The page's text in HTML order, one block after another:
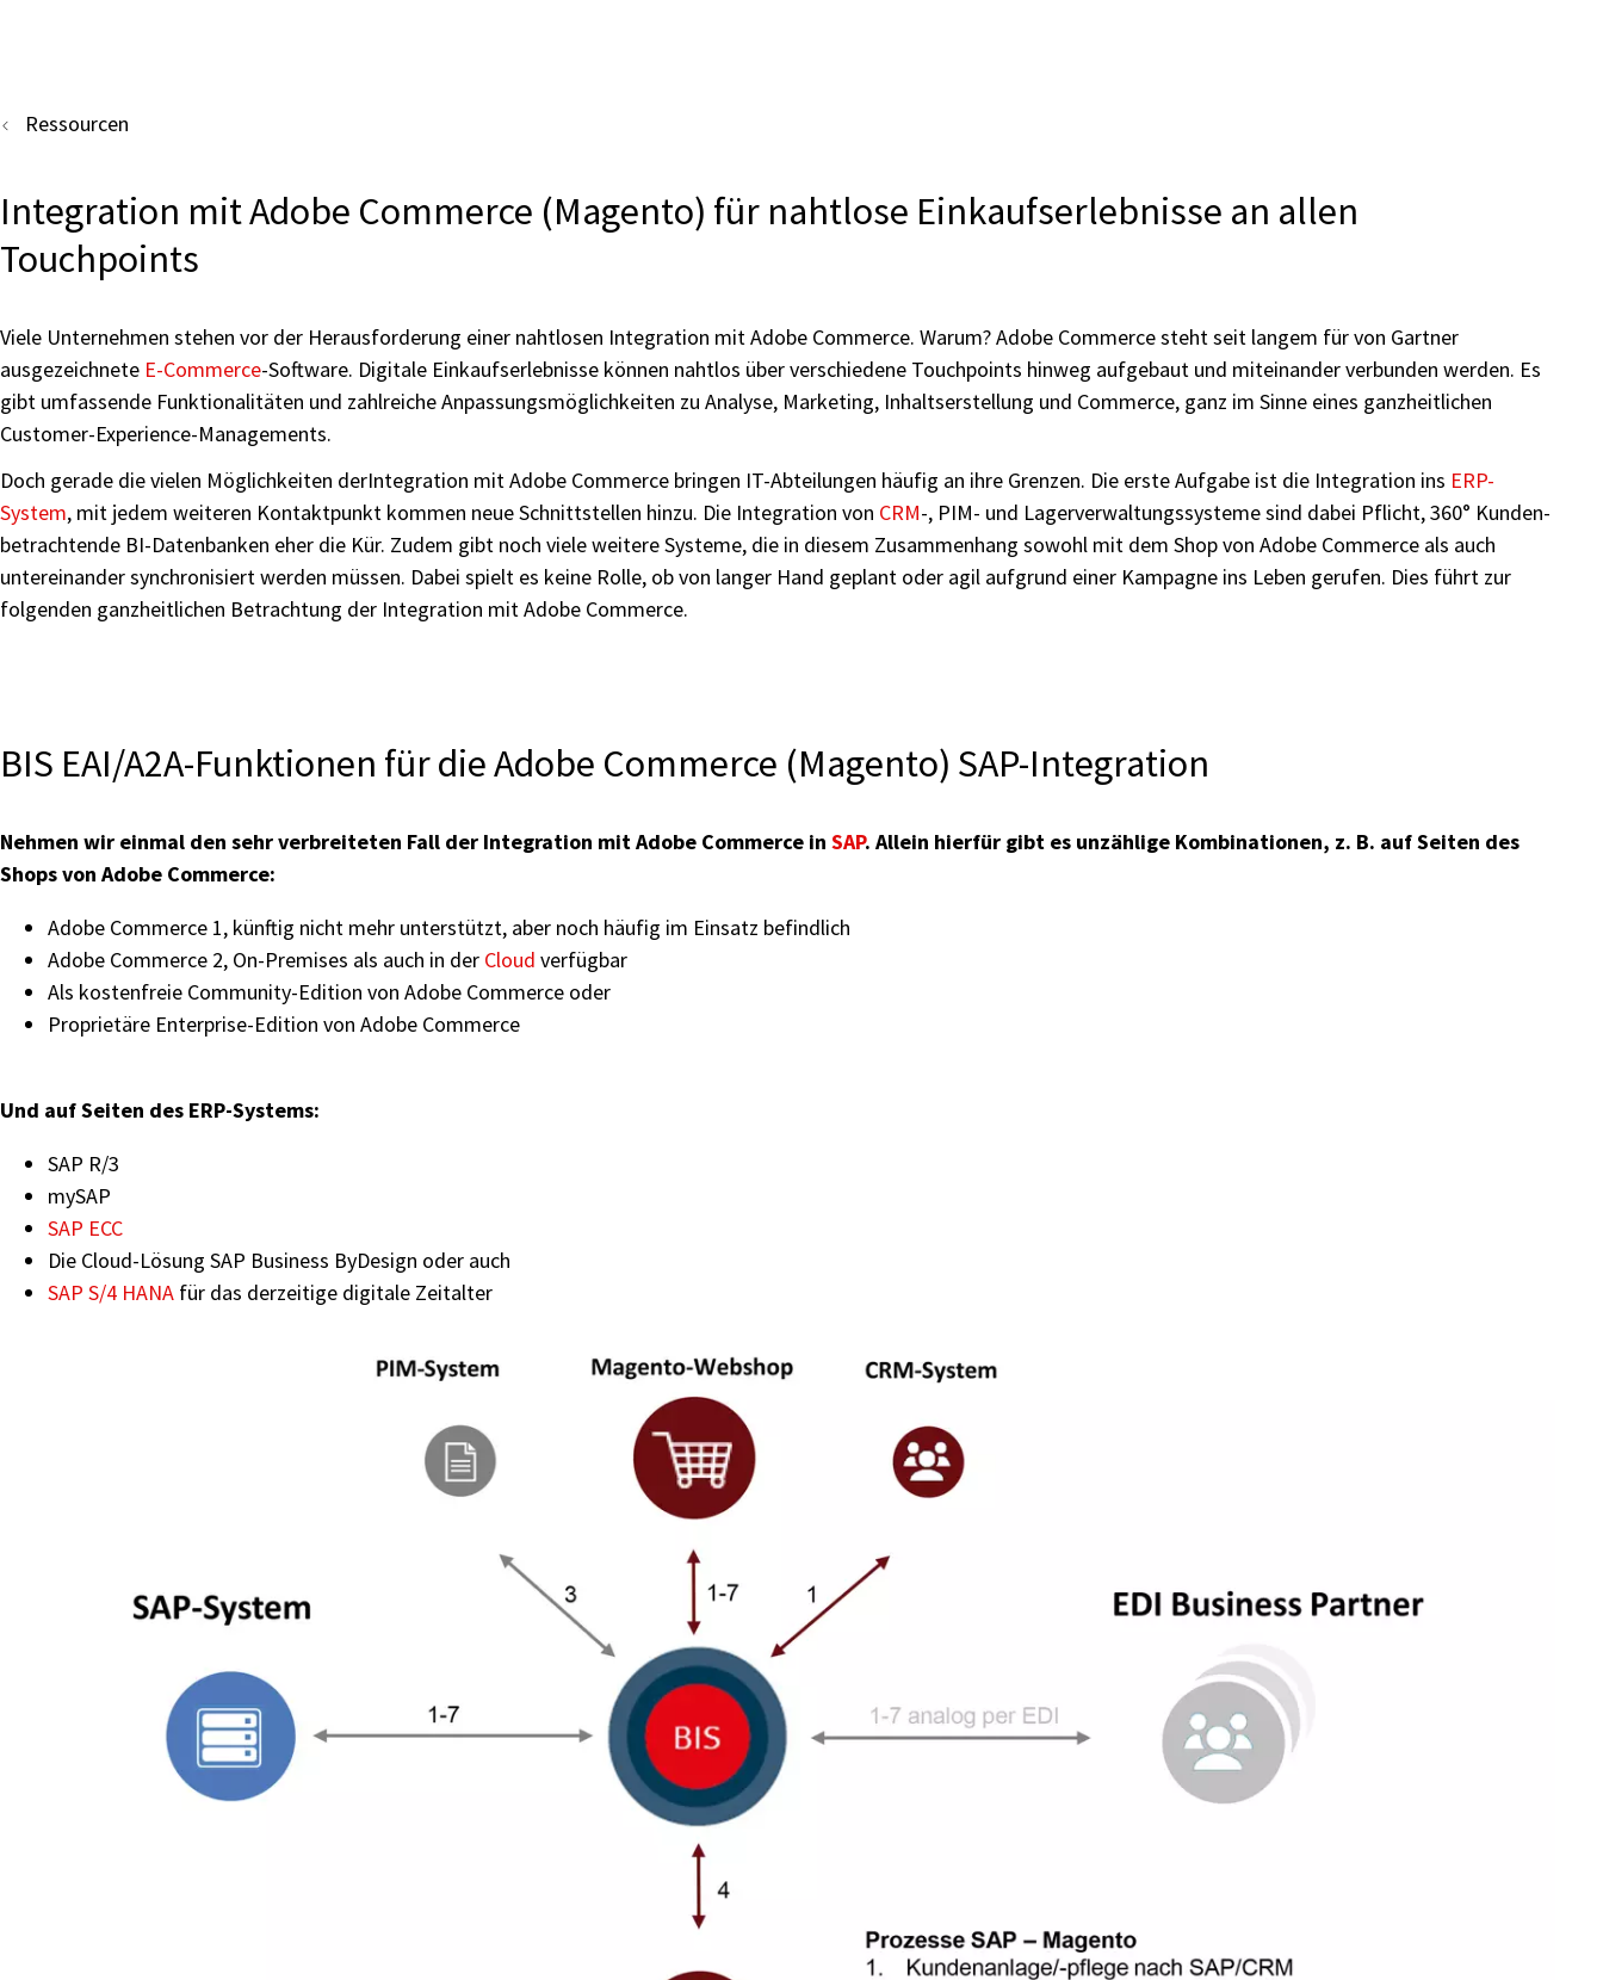
Ressourcen
Integration mit Adobe Commerce (Magento) für nahtlose Einkaufserlebnisse an allen
Touchpoints
Viele Unternehmen stehen vor der Herausforderung einer nahtlosen Integration mit Adobe Commerce. Warum? Adobe Commerce steht seit langem für von Gartner
ausgezeichnete E-Commerce-Software. Digitale Einkaufserlebnisse können nahtlos über verschiedene Touchpoints hinweg aufgebaut und miteinander verbunden werden. Es
gibt umfassende Funktionalitäten und zahlreiche Anpassungsmöglichkeiten zu Analyse, Marketing, Inhaltserstellung und Commerce, ganz im Sinne eines ganzheitlichen
Customer-Experience-Managements.
Doch gerade die vielen Möglichkeiten derIntegration mit Adobe Commerce bringen IT-Abteilungen häufig an ihre Grenzen. Die erste Aufgabe ist die Integration ins ERP-
System, mit jedem weiteren Kontaktpunkt kommen neue Schnittstellen hinzu. Die Integration von CRM-, PIM- und Lagerverwaltungssysteme sind dabei Pflicht, 360° Kunden-
betrachtende BI-Datenbanken eher die Kür. Zudem gibt noch viele weitere Systeme, die in diesem Zusammenhang sowohl mit dem Shop von Adobe Commerce als auch
untereinander synchronisiert werden müssen. Dabei spielt es keine Rolle, ob von langer Hand geplant oder agil aufgrund einer Kampagne ins Leben gerufen. Dies führt zur
folgenden ganzheitlichen Betrachtung der Integration mit Adobe Commerce.
BIS EAI/A2A-Funktionen für die Adobe Commerce (Magento) SAP-Integration
Nehmen wir einmal den sehr verbreiteten Fall der Integration mit Adobe Commerce in SAP. Allein hierfür gibt es unzählige Kombinationen, z. B. auf Seiten des
Shops von Adobe Commerce:
Adobe Commerce 1, künftig nicht mehr unterstützt, aber noch häufig im Einsatz befindlich
Adobe Commerce 2, On-Premises als auch in der Cloud verfügbar
Als kostenfreie Community-Edition von Adobe Commerce oder
Proprietäre Enterprise-Edition von Adobe Commerce
Und auf Seiten des ERP-Systems:
SAP R/3
mySAP
SAP ECC
Die Cloud-Lösung SAP Business ByDesign oder auch
SAP S/4 HANA für das derzeitige digitale Zeitalter